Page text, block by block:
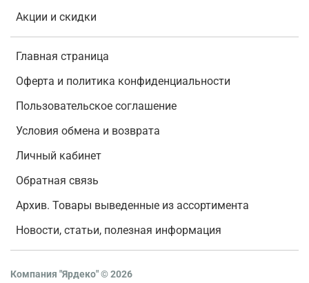
Акции и скидки
Главная страница
Оферта и политика конфиденциальности
Пользовательское соглашение
Условия обмена и возврата
Личный кабинет
Обратная связь
Архив. Товары выведенные из ассортимента
Новости, статьи, полезная информация
Компания "Ярдеко"©2026